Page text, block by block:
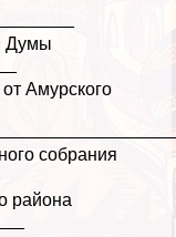
Думы
Амурского
собрания
района